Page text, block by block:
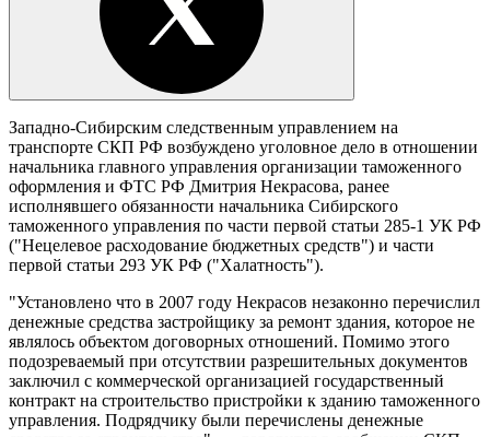
Западно-Сибирским следственным управлением на
транспорте СКП РФ возбуждено уголовное дело в отношении
начальника главного управления организации таможенного
оформления и ФТС РФ Дмитрия Некрасова, ранее
исполнявшего обязанности начальника Сибирского
таможенного управления по части первой статьи 285-1 УК РФ
("Нецелевое расходование бюджетных средств") и части
первой статьи 293 УК РФ ("Халатность").
"Установлено что в 2007 году Некрасов незаконно перечислил
денежные средства застройщику за ремонт здания, которое не
являлось объектом договорных отношений. Помимо этого
подозреваемый при отсутствии разрешительных документов
заключил с коммерческой организацией государственный
контракт на строительство пристройки к зданию таможенного
управления. Подрядчику были перечислены денежные